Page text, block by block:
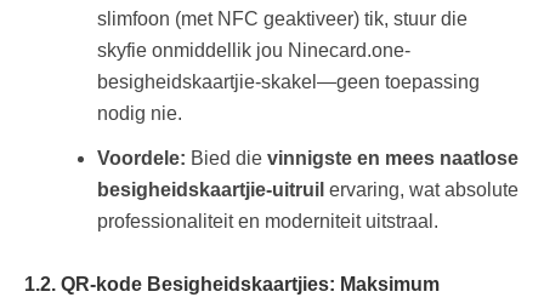
slimfoon (met NFC geaktiveer) tik, stuur die
skyfie onmiddellik jou Ninecard.one-
besigheidskaartjie-skakel—geen toepassing
nodig nie.
Voordele: Bied die vinnigste en mees naatlose
besigheidskaartjie-uitruil ervaring, wat absolute
professionaliteit en moderniteit uitstraal.
1.2. QR-kode Besigheidskaartjies: Maksimum